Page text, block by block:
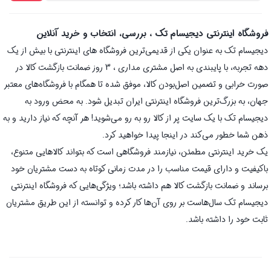
فروشگاه اینترنتی دیجیسام تک ، بررسی، انتخاب و خرید آنلاین
دیجیسام تک به عنوان یکی از قدیمی‌ترین فروشگاه های اینترنتی با بیش از یک
دهه تجربه، با پایبندی به اصل مشتری مداری ، 3 روز ضمانت بازگشت کالا در
صورت خرابی و تضمین اصل‌بودن کالا، موفق شده تا همگام با فروشگاه‌های معتبر
جهان، به بزرگ‌ترین فروشگاه اینترنتی ایران تبدیل شود. به محض ورود به
دیجیسام تک با یک سایت پر از کالا رو به رو می‌شوید! هر آنچه که نیاز دارید و به
ذهن شما خطور می‌کند در اینجا پیدا خواهید کرد.
یک خرید اینترنتی مطمئن، نیازمند فروشگاهی است که بتواند کالاهایی متنوع،
باکیفیت و دارای قیمت مناسب را در مدت زمانی کوتاه به دست مشتریان خود
برساند و ضمانت بازگشت کالا هم داشته باشد؛ ویژگی‌هایی که فروشگاه اینترنتی
دیجیسام تک سال‌هاست بر روی آن‌ها کار کرده و توانسته از این طریق مشتریان
ثابت خود را داشته باشد.